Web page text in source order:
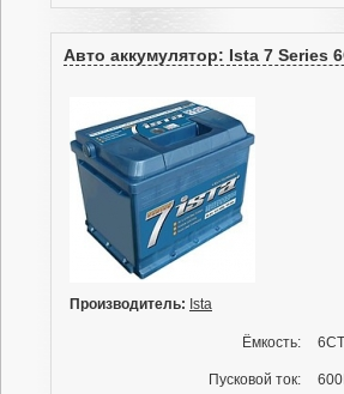
Авто аккумулятор: Ista 7 Series
Производитель: Ista
Ёмкость:
Пусковой ток: